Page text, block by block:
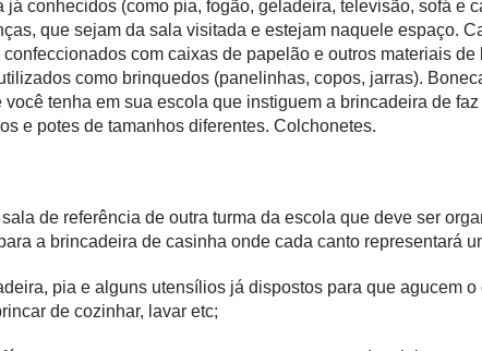
já conhecidos (como pia, fogão, geladeira, televisão, sofá e
que sejam da sala visitada e estejam naquele espaço.
com caixas de papelão e outros materiais de
como brinquedos (panelinhas, copos, jarras).
você tenha em sua escola que instiguem a brincadeira de
e potes de tamanhos diferentes. Colchonetes.
de referência de outra turma da escola que deve ser
a brincadeira de casinha onde cada canto representará
pia e alguns utensílios já dispostos para que agucem o
de cozinhar, lavar etc;